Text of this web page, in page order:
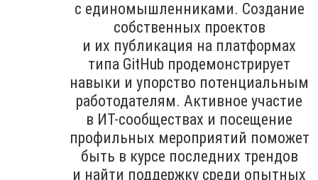
с единомышленниками. Создание
собственных проектов
и их публикация на платформах
типа GitHub продемонстрирует
навыки и упорство потенциальным
работодателям. Активное участие
в ИТ-сообществах и посещение
профильных мероприятий поможет
быть в курсе последних трендов
и найти поддержку среди опытных